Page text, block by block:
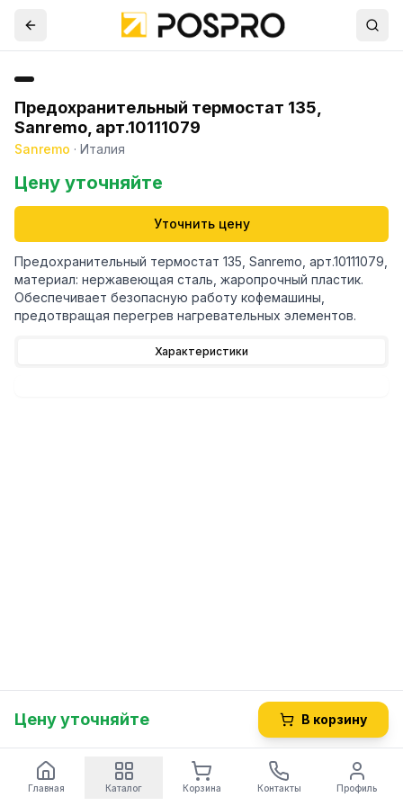
Предохранительный термостат 135,
Sanremo, арт.10111079
Sanremo · Италия
Цену уточняйте
Уточнить цену
Предохранительный термостат 135, Sanremo, арт.10111079,
материал: нержавеющая сталь, жаропрочный пластик.
Обеспечивает безопасную работу кофемашины,
предотвращая перегрев нагревательных элементов.
Характеристики
Цену уточняйте В корзину
Главная Каталог Корзина Контакты Профиль